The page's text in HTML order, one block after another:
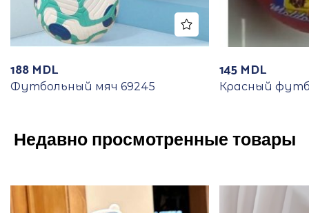
188 MDL
Футбольный мяч 69245
145 MDL
Красный
Недавно просмотренные товары